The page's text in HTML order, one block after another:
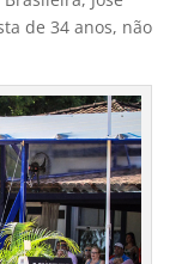
de 34 anos, não